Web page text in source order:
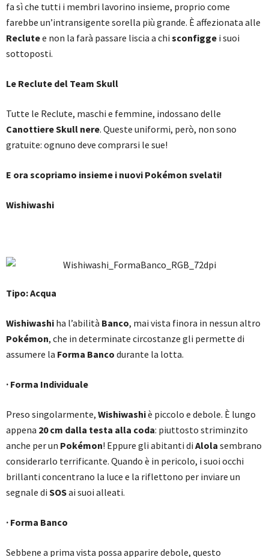
fa sì che tutti i membri lavorino insieme, proprio come
farebbe un’intransigente sorella più grande. È affezionata alle
Reclutee non la farà passare liscia a chi sconfigge i suoi
sottoposti.
Le Reclute del Team Skull
Tutte le Reclute, maschi e femmine, indossano delle
Canottiere Skull nere. Queste uniformi, però, non sono
gratuite: ognuno deve comprarsi le sue!
E ora scopriamo insieme i nuovi Pokémon svelati!
Wishiwashi
Tipo: Acqua
Wishiwashi ha l’abilità Banco, mai vista finora in nessun altro
Pokémon, che in determinate circostanze gli permette di
assumere la Forma Banco durante la lotta.
· Forma Individuale
Preso singolarmente, Wishiwashiè piccolo e debole. È lungo
appena 20 cm dalla testa alla coda: piuttosto striminzito
anche per un Pokémon! Eppure gli abitanti di Alola sembrano
considerarlo terrificante. Quando è in pericolo, i suoi occhi
brillanti concentrano la luce e la riflettono per inviare un
segnale di SOSai suoi alleati.
· Forma Banco
Sebbene a prima vista possa apparire debole, questo